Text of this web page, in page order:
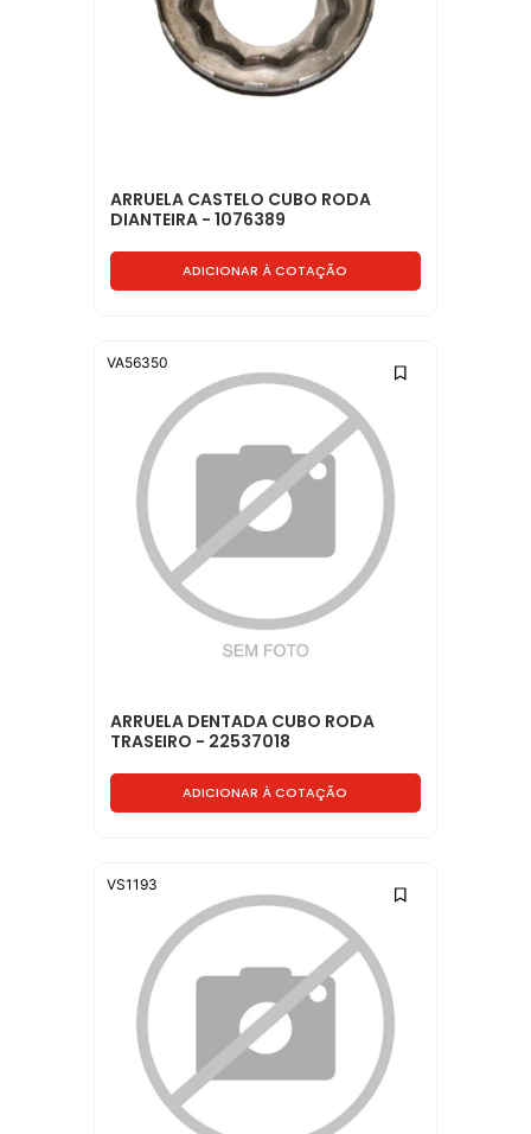
ARRUELA CASTELO CUBO RODA
DIANTEIRA - 1076389
ADICIONAR À COTAÇÃO
ARRUELA DENTADA CUBO RODA
TRASEIRO - 22537018
ADICIONAR À COTAÇÃO
VA56350
VS1193